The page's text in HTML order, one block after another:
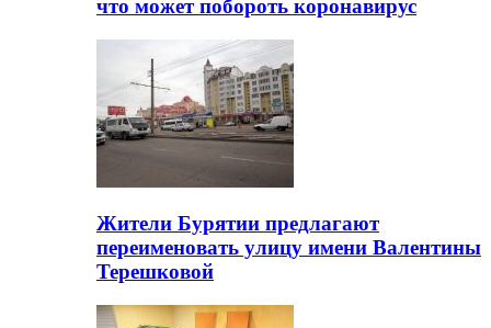
что может побороть коронавирус
Жители Бурятии предлагают
переименовать улицу имени Валентины
Терешковой